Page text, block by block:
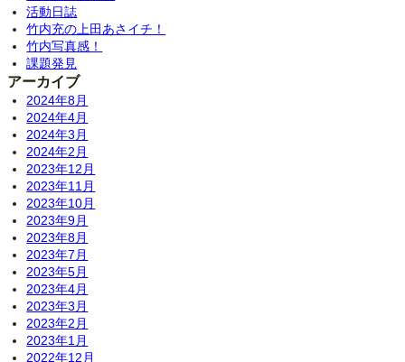
活動日誌
竹内充の上田あさイチ！
竹内写真感！
課題発見
アーカイブ
2024年8月
2024年4月
2024年3月
2024年2月
2023年12月
2023年11月
2023年10月
2023年9月
2023年8月
2023年7月
2023年5月
2023年4月
2023年3月
2023年2月
2023年1月
2022年12月